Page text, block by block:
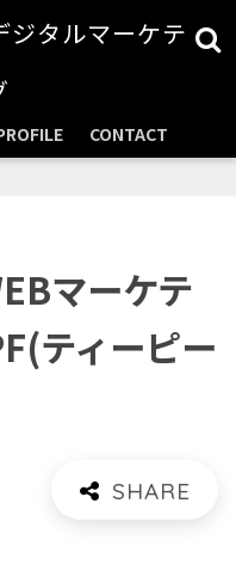
ジタルマーケテ
CONTACT
マーケテ
ティーピー